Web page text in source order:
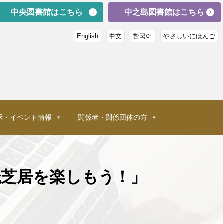
English 中文 한국어 やさしいにほんご
・イベント情報 関係者・関係団体の方
中央図書館はこちら 中之島図書館はこちら
居を楽しもう！」